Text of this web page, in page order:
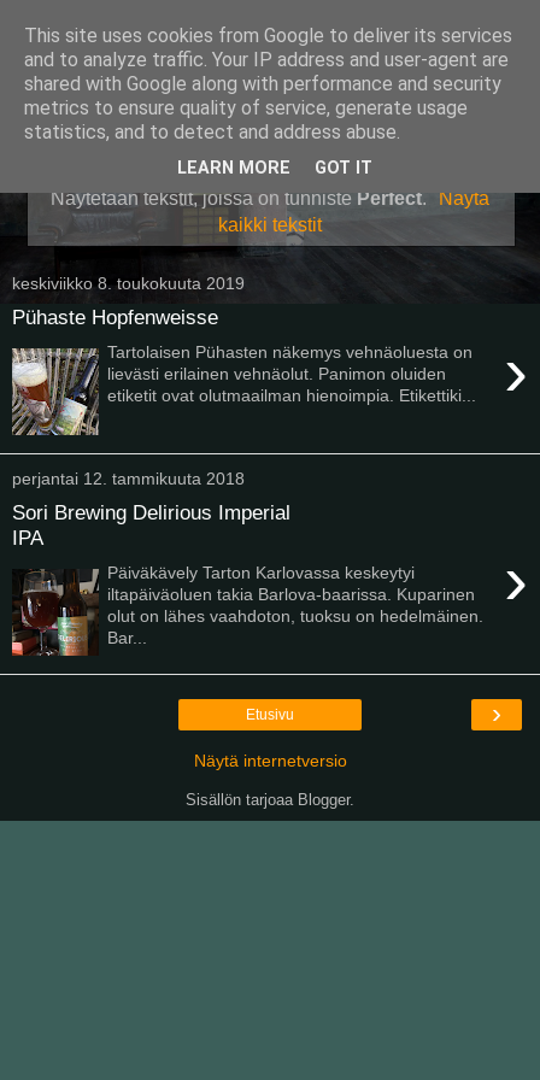
Pullollinen
Näytetään tekstit, joissa on tunniste Perfect.
Näytä
kaikki tekstit
keskiviikko 8. toukokuuta 2019
Pühaste Hopfenweisse
›
Tartolaisen Pühasten näkemys vehnäoluesta on
lievästi erilainen vehnäolut. Panimon oluiden
etiketit ovat olutmaailman hienoimpia. Etikettiki...
perjantai 12. tammikuuta 2018
Sori Brewing Delirious Imperial
IPA
›
Päiväkävely Tarton Karlovassa keskeytyi
iltapäiväoluen takia Barlova-baarissa. Kuparinen
olut on lähes vaahdoton, tuoksu on hedelmäinen.
Bar...
›
Etusivu
Näytä internetversio
Sisällön tarjoaa Blogger.
This site uses cookies from Google to deliver its services
and to analyze traffic. Your IP address and user-agent are
shared with Google along with performance and security
metrics to ensure quality of service, generate usage
statistics, and to detect and address abuse.
LEARN MORE GOT IT